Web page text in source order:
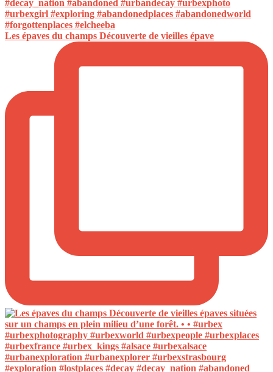
Les épaves du champs Découverte de vieilles épave